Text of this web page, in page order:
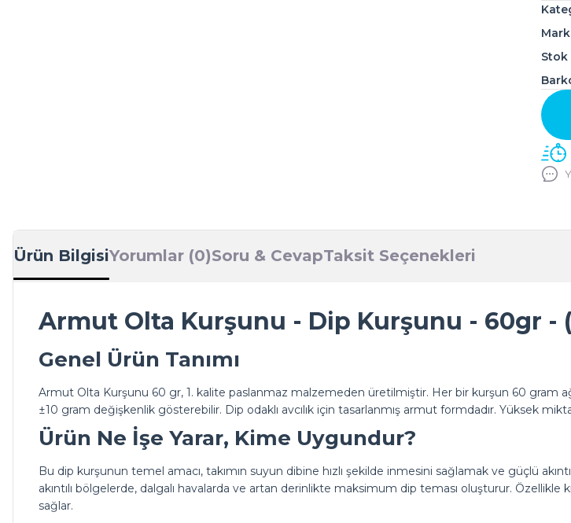
Stok
Ürün BilgisiYorumlar (0)Soru & CevapTaksit Seçenekleri
Armut Olta Kurşunu - Dip Kurşunu - 60gr -
Genel Ürün Tanımı
Armut Olta Kurşunu 60 gr, 1. kalite paslanmaz malzemeden üretilmiştir. Her bir kurşun 60 gram
±10 gram değişkenlik gösterebilir. Dip odaklı avcılık için tasarlanmış armut formdadır. Yüksek
Ürün Ne İşe Yarar, Kime Uygundur?
Bu dip kurşunun temel amacı, takımın suyun dibine hızlı şekilde inmesini sağlamak ve güçlü
akıntılı bölgelerde, dalgalı havalarda ve artan derinlikte maksimum dip teması oluşturur. Özellikle
sağlar.